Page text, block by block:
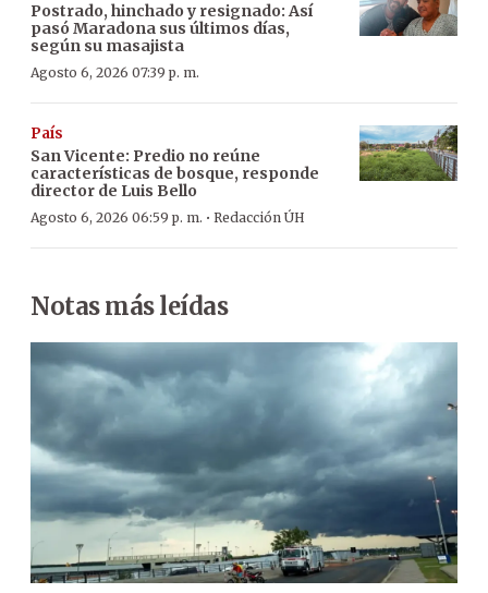
Postrado, hinchado y resignado: Así
pasó Maradona sus últimos días,
según su masajista
Agosto 6, 2026 07:39 p. m.
País
San Vicente: Predio no reúne
características de bosque, responde
director de Luis Bello
Agosto 6, 2026 06:59 p. m. · Redacción ÚH
Notas más leídas